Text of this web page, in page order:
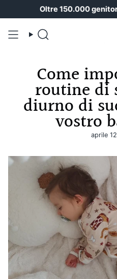
Oltre 150.000 genitori
Ricerca
Come
routine di
diurno di
vostro
aprile